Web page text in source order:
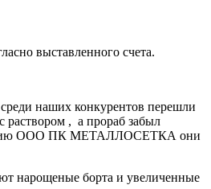
выставленного счета.
наших конкурентов перешли
раствором , а прораб забыл
ООО ПК МЕТАЛЛОСЕТКА они
нарощеные борта и увеличенные